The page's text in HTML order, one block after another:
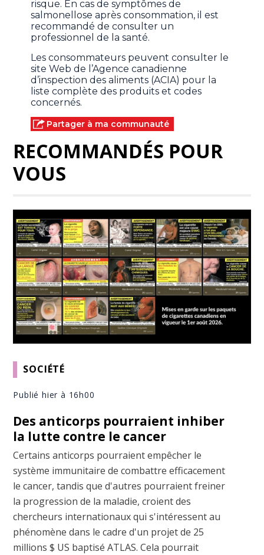
risque. En cas de symptômes de
salmonellose après consommation, il est
recommandé de consulter un
professionnel de la santé.
Les consommateurs peuvent consulter le
site Web de l’Agence canadienne
d’inspection des aliments (ACIA) pour la
liste complète des produits et codes
concernés.
Partager à ma communauté
RECOMMANDÉS POUR
VOUS
SOCIÉTÉ
Publié hier à 16h00
Des anticorps pourraient inhiber
la lutte contre le cancer
Certains anticorps pourraient empêcher le
système immunitaire de combattre efficacement
le cancer, tandis que d'autres pourraient freiner
la progression de la maladie, croient des
chercheurs internationaux qui s'intéressent au
phénomène dans le cadre d'un projet de 25
millions $ US baptisé ATLAS. Cela pourrait